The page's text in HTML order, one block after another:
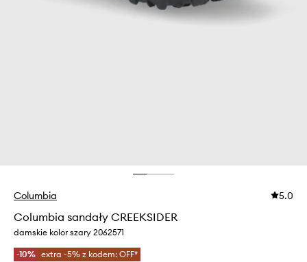
Columbia 5.0
Columbia sandały CREEKSIDER
damskie kolor szary 2062571
-10% extra -5% z kodem: OFF*